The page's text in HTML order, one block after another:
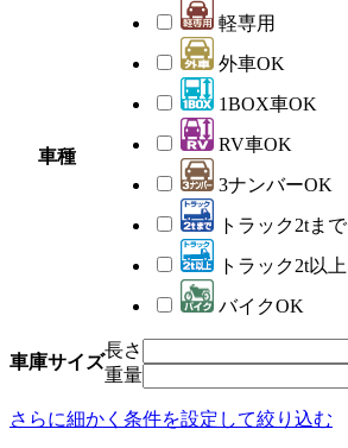
車種
軽専用
外車OK
1BOX車OK
RV車OK
3ナンバーOK
トラック2tまで
トラック2t以上
バイクOK
車庫サイズ
長さ
重量
さらに細かく条件を設定して絞り込む